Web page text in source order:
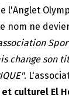
l'Anglet
nom ne
change son
.
culturel El